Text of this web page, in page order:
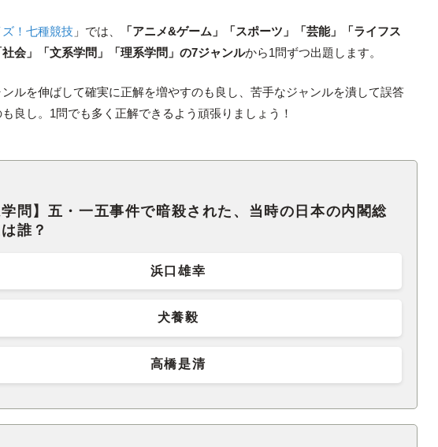
ズ！七種競技 」では、
「アニメ&ゲーム」「スポーツ」「芸能」「ライフス
会」「文系学問」「理系学問」の7ジャンルから1問ずつ出題します。
ルを伸ばして確実に正解を増やすのも良し、苦手なジャンルを潰して誤答
良し。1問でも多く正解できるよう頑張りましょう！
学問】五・一五事件で暗殺された、当時の日本の内閣総
誰？
浜口雄幸
犬養毅
高橋是清